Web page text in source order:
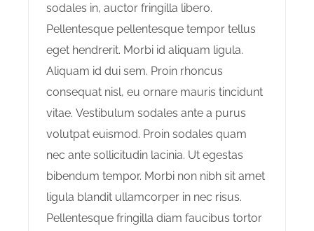
sodales in, auctor fringilla libero.
Pellentesque pellentesque tempor tellus
eget hendrerit. Morbi id aliquam ligula.
Aliquam id dui sem. Proin rhoncus
consequat nisl, eu ornare mauris tincidunt
vitae. Vestibulum sodales ante a purus
volutpat euismod. Proin sodales quam
nec ante sollicitudin lacinia. Ut egestas
bibendum tempor. Morbi non nibh sit amet
ligula blandit ullamcorper in nec risus.
Pellentesque fringilla diam faucibus tortor